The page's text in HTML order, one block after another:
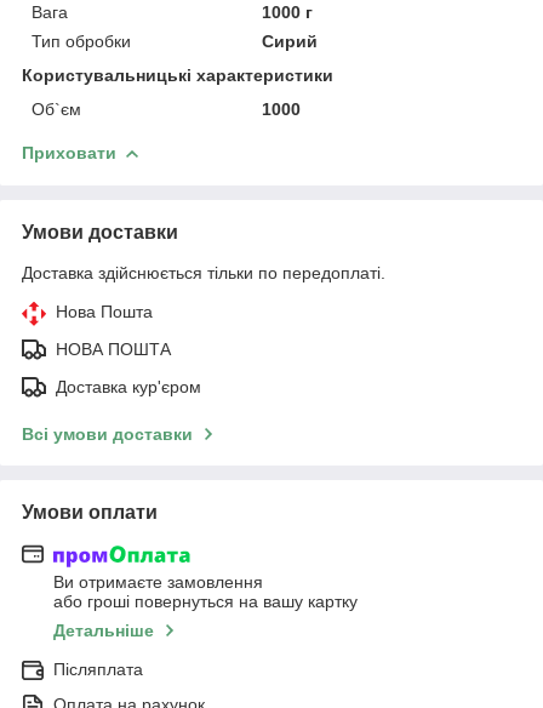
Вага
1000 г
Тип обробки
Сирий
Користувальницькі характеристики
Об`єм
1000
Приховати
Умови доставки
Доставка здійснюється тільки по передоплаті.
Нова Пошта
НОВА ПОШТА
Доставка кур'єром
Всі умови доставки
Умови оплати
Ви отримаєте замовлення
або гроші повернуться на вашу картку
Детальніше
Післяплата